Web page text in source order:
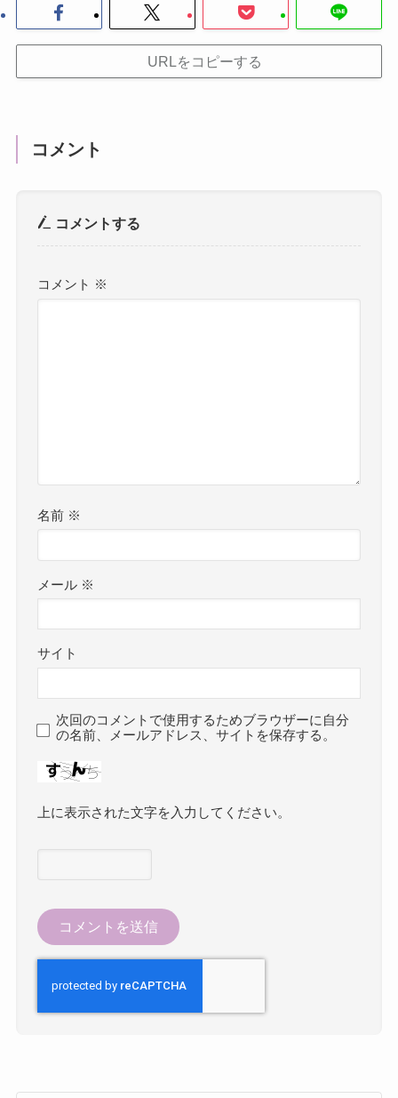
URLをコピーする
コメント
コメントする
コメント ※
名前 ※
メール ※
サイト
次回のコメントで使用するためブラウザーに自分
の名前、メールアドレス、サイトを保存する。
上に表示された文字を入力してください。